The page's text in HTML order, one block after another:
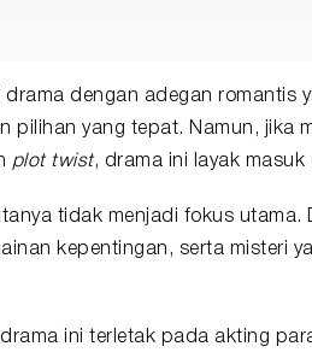
drama dengan adegan romantis
pilihan yang tepat. Namun, jika
plot twist, drama ini layak
tidak menjadi fokus utama.
kepentingan, serta misteri
ini terletak pada akting